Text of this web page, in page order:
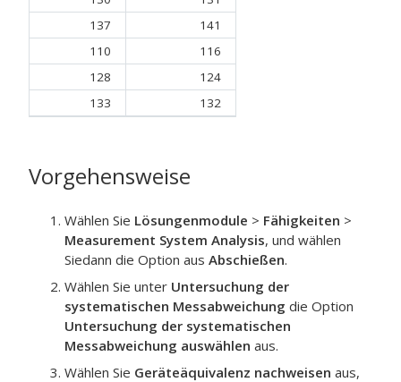
137
141
110
116
128
124
133
132
Vorgehensweise
Wählen Sie Lösungenmodule > Fähigkeiten >
Measurement System Analysis, und wählen
Siedann die Option aus Abschießen.
Wählen Sie unter Untersuchung der
systematischen Messabweichung die Option
Untersuchung der systematischen
Messabweichung auswählen aus.
Wählen Sie Geräteäquivalenz nachweisen aus,